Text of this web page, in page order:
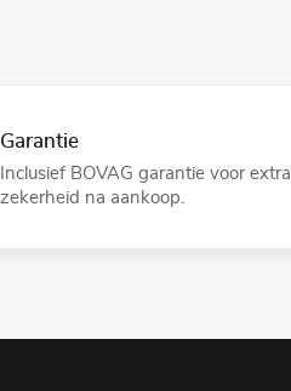
Garantie
Inclusief BOVAG garantie voor extra
zekerheid na aankoop.